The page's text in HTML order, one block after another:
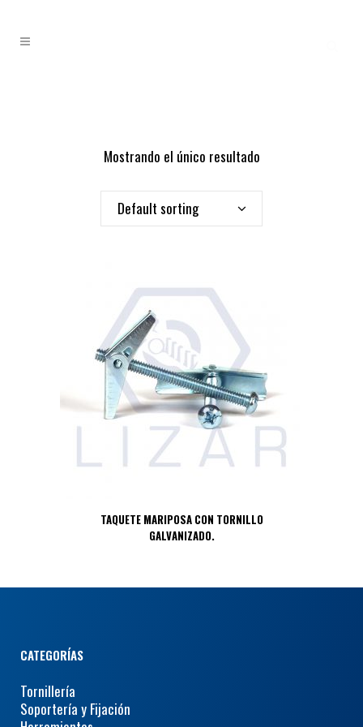
Mostrando el único resultado
Default sorting
TAQUETE MARIPOSA CON TORNILLO
GALVANIZADO.
CATEGORÍAS
Tornillería
Soportería y Fijación